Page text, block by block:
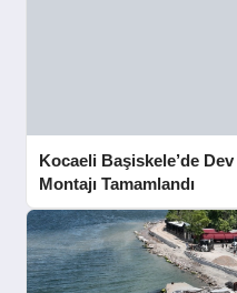
Kocaeli Başiskele’de
Montajı Tamamlandı